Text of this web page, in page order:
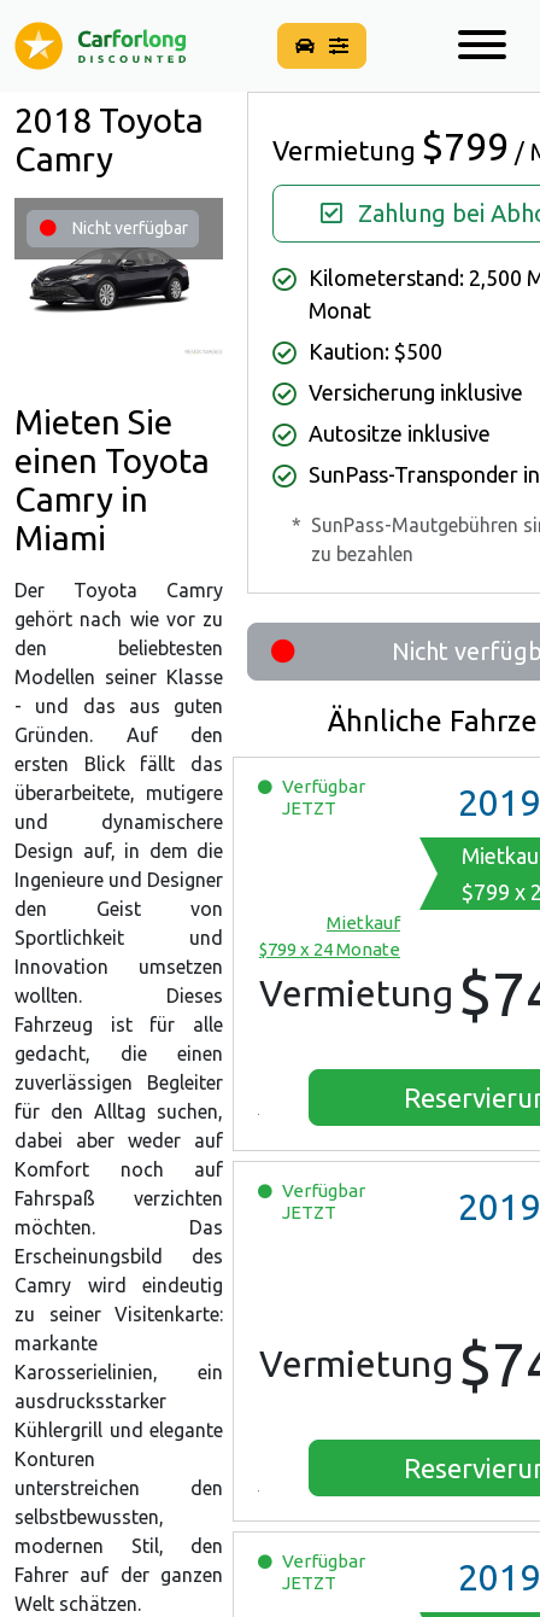
2018 Toyota
Camry
Nicht verfügbar
Vermietung $799 /
Zahlung bei
Kilometerstand: 2,500
Monat
Kaution: $500
Versicherung inklusive
Autositze inklusive
SunPass-Transponder
* SunPass-Mautgebühren
zu bezahlen
Nicht
Ähnliche
Verfügbar
JETZT
2019
$799 x
Mietkauf
$799 x 24 Monate
Vermietung
Verfügbar
JETZT
2019
Vermietung
Verfügbar
JETZT
2019
Mieten Sie
einen Toyota
Camry in
Miami
Der Toyota Camry
gehört nach wie vor zu
den beliebtesten
Modellen seiner Klasse
- und das aus guten
Gründen. Auf den
ersten Blick fällt das
überarbeitete, mutigere
und dynamischere
Design auf, in dem die
Ingenieure und Designer
den Geist von
Sportlichkeit und
Innovation umsetzen
wollten. Dieses
Fahrzeug ist für alle
gedacht, die einen
zuverlässigen Begleiter
für den Alltag suchen,
dabei aber weder auf
Komfort noch auf
Fahrspaß verzichten
möchten. Das
Erscheinungsbild des
Camry wird eindeutig
zu seiner Visitenkarte:
markante
Karosserielinien, ein
ausdrucksstarker
Kühlergrill und elegante
Konturen
unterstreichen den
selbstbewussten,
modernen Stil, den
Fahrer auf der ganzen
Welt schätzen.